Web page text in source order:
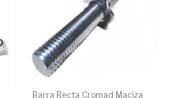
Barra Recta Cromad Maciza